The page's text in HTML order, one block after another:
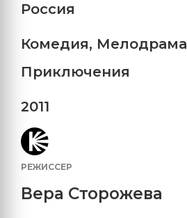
Россия
Комедия, Мелодрама
Приключения
2011
РЕЖИССЕР
Вера Сторожева